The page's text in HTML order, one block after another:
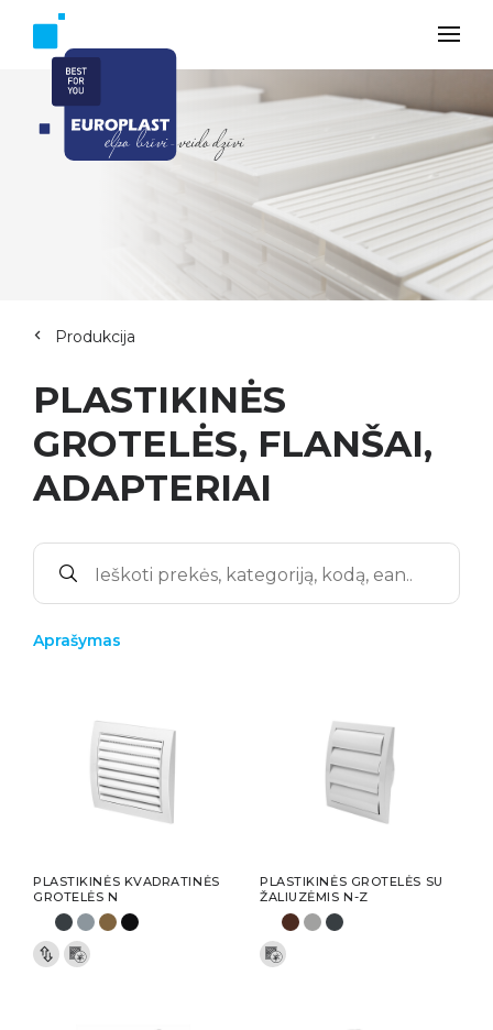
Produkcija
PLASTIKINĖS
GROTELĖS, FLANŠAI,
ADAPTERIAI
Aprašymas
PLASTIKINĖS KVADRATINĖS
GROTELĖS N
PLASTIKINĖS GROTELĖS SU
ŽALIUZĖMIS N-Z